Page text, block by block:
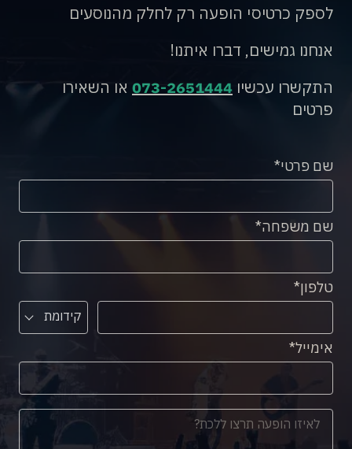
לספק כרטיסי הופעה רק לחלק מהנוסעים
אנחנו גמישים, דברו איתנו!
התקשרו עכשיו 073-2651444 או השאירו
פרטים
שם פרטי
שם משפחה
טלפון
קידומת
אימייל